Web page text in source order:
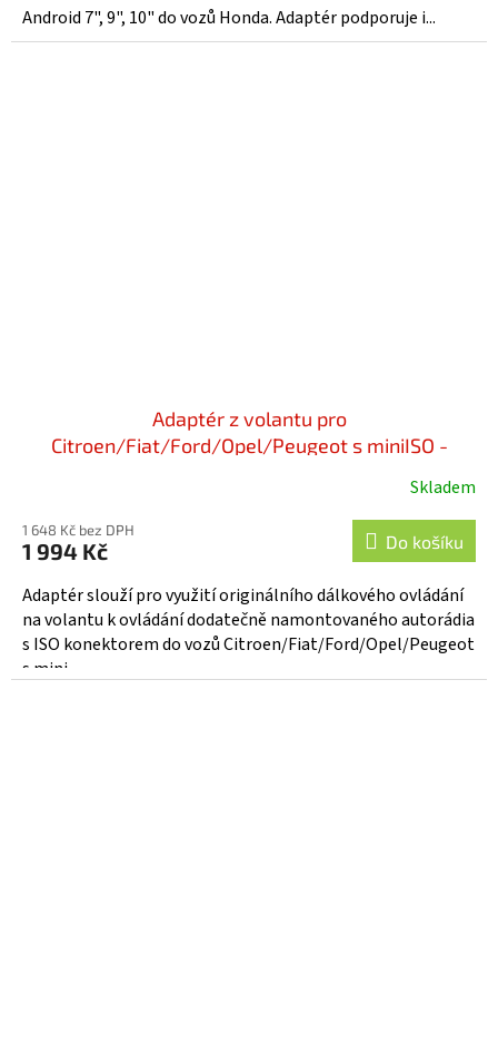
Android 7", 9", 10" do vozů Honda. Adaptér podporuje i...
Adaptér z volantu pro
Citroen/Fiat/Ford/Opel/Peugeot s miniISO -
Skladem
1 648 Kč bez DPH
1 994 Kč Do košíku
Adaptér slouží pro využití originálního dálkového ovládání
na volantu k ovládání dodatečně namontovaného autorádia
s ISO konektorem do vozů Citroen/Fiat/Ford/Opel/Peugeot
s mini...